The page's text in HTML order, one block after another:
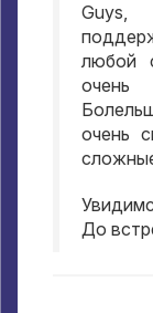
Guys,
любой
очень
очень
До